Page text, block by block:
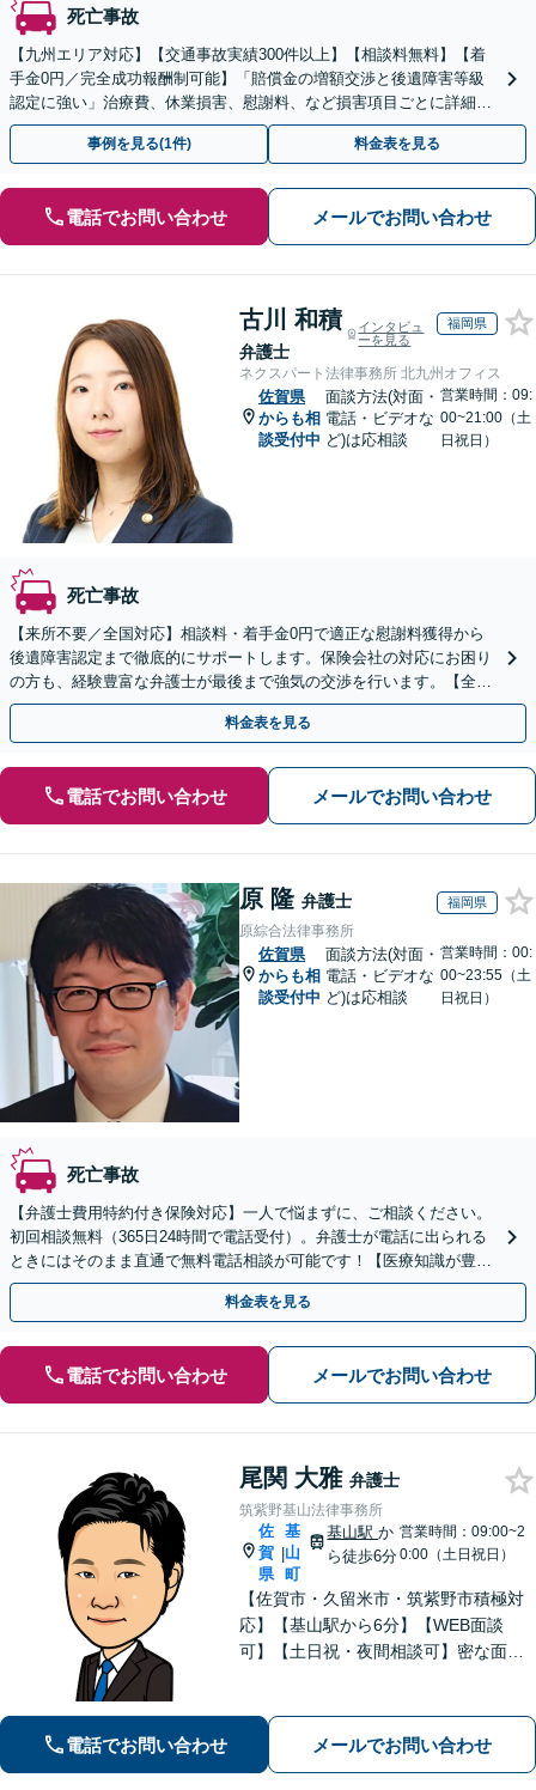
死亡事故
【九州エリア対応】【交通事故実績300件以上】【相談料無料】【着
手金0円／完全成功報酬制可能】「賠償金の増額交渉と後遺障害等級
認定に強い」治療費、休業損害、慰謝料、など損害項目ごとに詳細な
検討を行い、適正な賠償額を確保できるよう全力で対応
事例を見る(1件) 料金表を見る
電話でお問い合わせ メールでお問い合わせ
古川 和積
弁護士
インタビュ
ーを見る
福岡県
ネクスパート法律事務所 北九州オフィス
佐賀県
からも相
談受付中
面談方法(対面・
電話・ビデオな
ど)は応相談
営業時間：09:
00~21:00（土
日祝日）
死亡事故
【来所不要／全国対応】相談料・着手金0円で適正な慰謝料獲得から
後遺障害認定まで徹底的にサポートします。保険会社の対応にお困り
の方も、経験豊富な弁護士が最後まで強気の交渉を行います。【全国
13拠点】お気軽にご相談ください。
料金表を見る
電話でお問い合わせ メールでお問い合わせ
原 隆 弁護士 福岡県
原綜合法律事務所
佐賀県
からも相
談受付中
面談方法(対面・
電話・ビデオな
ど)は応相談
営業時間：00:
00~23:55（土
日祝日）
死亡事故
【弁護士費用特約付き保険対応】一人で悩まずに、ご相談ください。
初回相談無料（365日24時間で電話受付）。弁護士が電話に出られる
ときにはそのまま直通で無料電話相談が可能です！【医療知識が豊富
な弁護士在籍】
料金表を見る
電話でお問い合わせ メールでお問い合わせ
尾関 大雅 弁護士
筑紫野基山法律事務所
佐
賀
県
|
基
山
町
基山駅か
ら徒歩6分
営業時間：09:00~2
0:00（土日祝日）
【佐賀市・久留米市・筑紫野市積極対
応】【基山駅から6分】【WEB面談
可】【土日祝・夜間相談可】密な面談
り、最善を尽くします。「相談者様に
寄り添い親身に対応」【個室対応／守
電話でお問い合わせ メールでお問い合わせ